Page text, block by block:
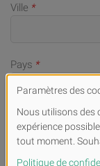
Ville *
Pays *
Numéro de